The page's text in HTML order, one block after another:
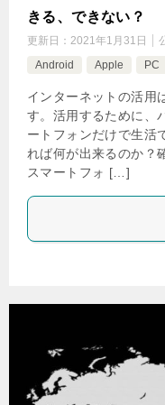
きる、できない？
更新日： 2021年1月31日
Android
Apple PC
インターネットの活用
す。活用するために、
ートフォンだけで生活
れば何が出来るのか？
スマートフォ […]